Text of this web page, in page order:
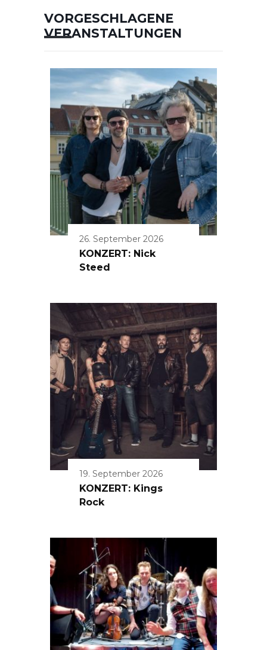
VORGESCHLAGENE
VERANSTALTUNGEN
26. September 2026
KONZERT: Nick
Steed
19. September 2026
KONZERT: Kings
Rock